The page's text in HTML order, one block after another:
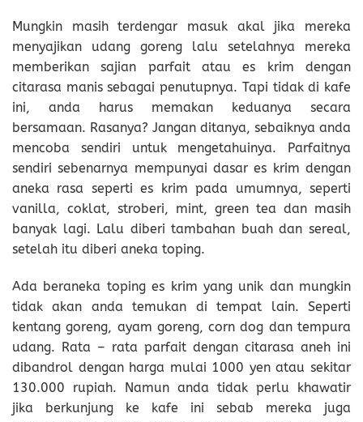
Mungkin masih terdengar masuk akal jika mereka
menyajikan udang goreng lalu setelahnya mereka
memberikan sajian parfait atau es krim dengan
citarasa manis sebagai penutupnya. Tapi tidak di kafe
ini, anda harus memakan keduanya secara
bersamaan. Rasanya? Jangan ditanya, sebaiknya anda
mencoba sendiri untuk mengetahuinya. Parfaitnya
sendiri sebenarnya mempunyai dasar es krim dengan
aneka rasa seperti es krim pada umumnya, seperti
vanilla, coklat, stroberi, mint, green tea dan masih
banyak lagi. Lalu diberi tambahan buah dan sereal,
setelah itu diberi aneka toping.
Ada beraneka toping es krim yang unik dan mungkin
tidak akan anda temukan di tempat lain. Seperti
kentang goreng, ayam goreng, corn dog dan tempura
udang. Rata – rata parfait dengan citarasa aneh ini
dibandrol dengan harga mulai 1000 yen atau sekitar
130.000 rupiah. Namun anda tidak perlu khawatir
jika berkunjung ke kafe ini sebab mereka juga